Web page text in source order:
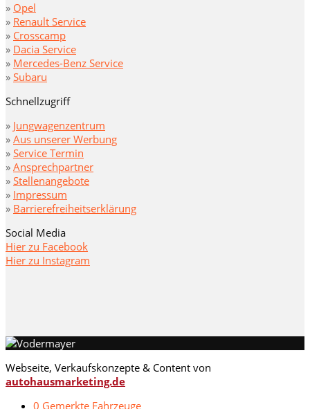
» Opel
» Renault Service
» Crosscamp
» Dacia Service
» Mercedes-Benz Service
» Subaru
Schnellzugriff
» Jungwagenzentrum
» Aus unserer Werbung
» Service Termin
» Ansprechpartner
» Stellenangebote
» Impressum
» Barrierefreiheitserklärung
Social Media
Hier zu Facebook
Hier zu Instagram
Webseite, Verkaufskonzepte & Content von
autohausmarketing.de
0 Gemerkte Fahrzeuge